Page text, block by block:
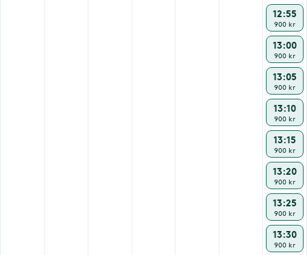
12:55
900 kr
13:00
900 kr
13:05
900 kr
13:10
900 kr
13:15
900 kr
13:20
900 kr
13:25
900 kr
13:30
900 kr